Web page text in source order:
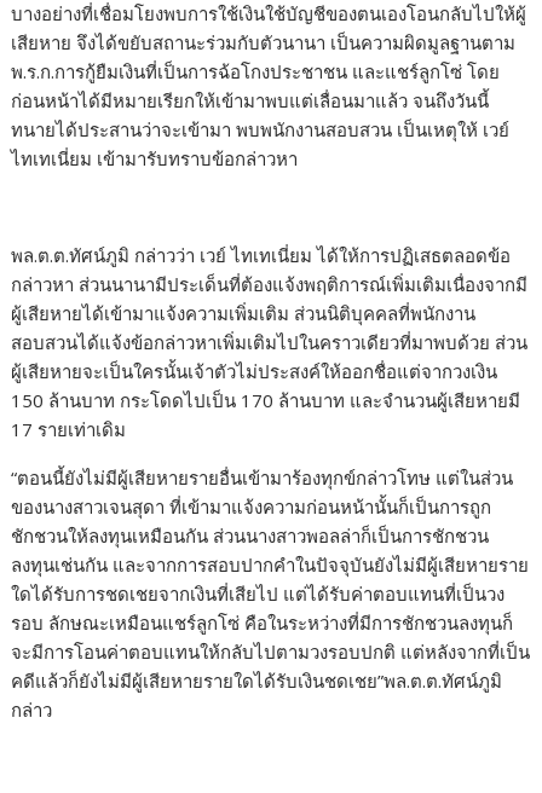
บางอย่างที่เชื่อมโยงพบการใช้เงินใช้บัญชีของตนเองโอนกลับไปให้ผู้
เสียหาย จึงได้ขยับสถานะร่วมกับตัวนานา เป็นความผิดมูลฐานตาม
พ.ร.ก.การกู้ยืมเงินที่เป็นการฉ้อโกงประชาชน และแชร์ลูกโซ่ โดย
ก่อนหน้าได้มีหมายเรียกให้เข้ามาพบแต่เลื่อนมาแล้ว จนถึงวันนี้
ทนายได้ประสานว่าจะเข้ามา พบพนักงานสอบสวน เป็นเหตุให้ เวย์
ไทเทเนี่ยม เข้ามารับทราบข้อกล่าวหา
พล.ต.ต.ทัศน์ภูมิ กล่าวว่า เวย์ ไทเทเนี่ยม ได้ให้การปฏิเสธตลอดข้อ
กล่าวหา ส่วนนานามีประเด็นที่ต้องแจ้งพฤติการณ์เพิ่มเติมเนื่องจากมี
ผู้เสียหายได้เข้ามาแจ้งความเพิ่มเติม ส่วนนิติบุคคลที่พนักงาน
สอบสวนได้แจ้งข้อกล่าวหาเพิ่มเติมไปในคราวเดียวที่มาพบด้วย ส่วน
ผู้เสียหายจะเป็นใครนั้นเจ้าตัวไม่ประสงค์ให้ออกชื่อแต่จากวงเงิน
150 ล้านบาท กระโดดไปเป็น 170 ล้านบาท และจำนวนผู้เสียหายมี
17 รายเท่าเดิม
“ตอนนี้ยังไม่มีผู้เสียหายรายอื่นเข้ามาร้องทุกข์กล่าวโทษ แต่ในส่วน
ของนางสาวเจนสุดา ที่เข้ามาแจ้งความก่อนหน้านั้นก็เป็นการถูก
ชักชวนให้ลงทุนเหมือนกัน ส่วนนางสาวพอลล่าก็เป็นการชักชวน
ลงทุนเช่นกัน และจากการสอบปากคำในปัจจุบันยังไม่มีผู้เสียหายราย
ใดได้รับการชดเชยจากเงินที่เสียไป แต่ได้รับค่าตอบแทนที่เป็นวง
รอบ ลักษณะเหมือนแชร์ลูกโซ่ คือในระหว่างที่มีการชักชวนลงทุนก็
จะมีการโอนค่าตอบแทนให้กลับไปตามวงรอบปกติ แต่หลังจากที่เป็น
คดีแล้วก็ยังไม่มีผู้เสียหายรายใดได้รับเงินชดเชย”พล.ต.ต.ทัศน์ภูมิ
กล่าว